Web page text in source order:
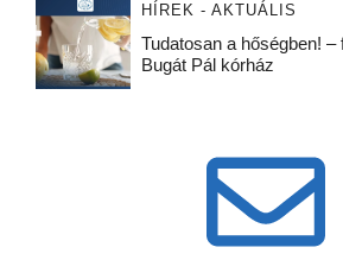
HÍREK - AKTUÁLIS
Tudatosan a hőségben! –
Bugát Pál kórház